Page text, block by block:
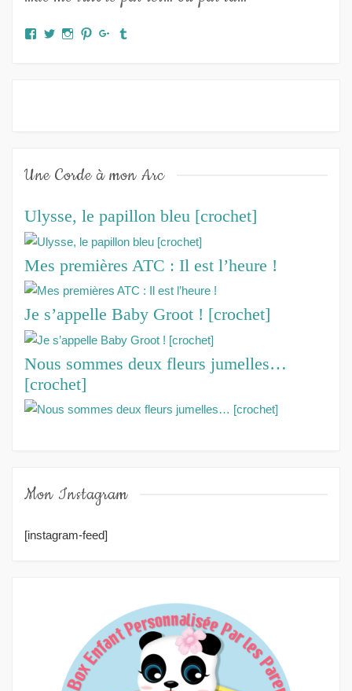
Facebook
TwitterInstagram
PinterestGoogle+
Une Corde à mon Arc
Ulysse, le papillon bleu [crochet]
Mes premières ATC : Il est l’heure !
Je s’appelle Baby Groot ! [crochet]
Nous sommes deux fleurs jumelles…
[crochet]
Mon Instagram
[instagram-feed]